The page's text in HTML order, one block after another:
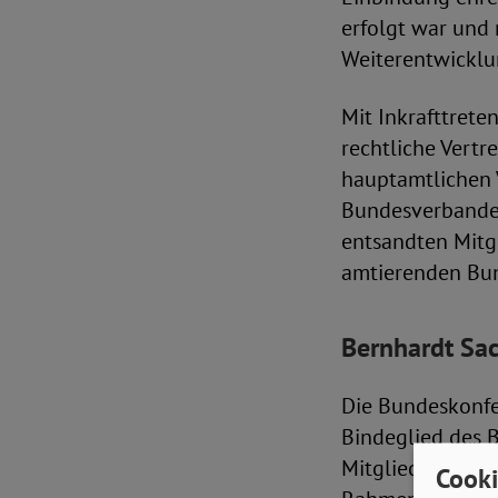
erfolgt war und
Mit
rechtliche
hauptamtlichen
entsandten
amtierenden
Bernhardt
Die
Bindeglied des
Mitgliedern